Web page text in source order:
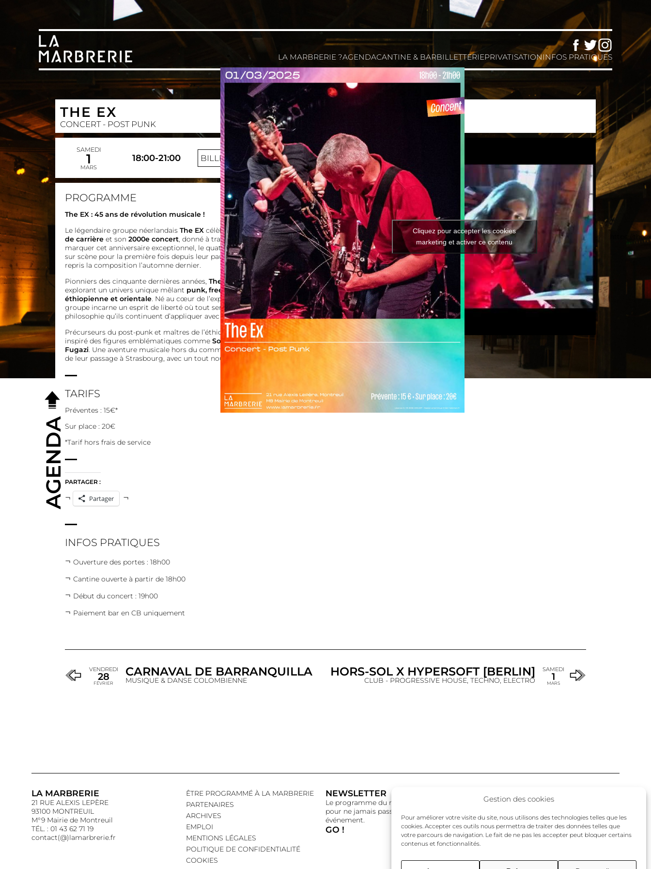
Gestion des cookies
Pour améliorer votre visite du site, nous utilisons des technologies telles que les
cookies. Accepter ces outils nous permettra de traiter des données telles que
votre parcours de navigation. Le fait de ne pas les accepter peut bloquer certains
contenus et fonctionnalités.
Facebook
TwitterInstagram
LA MARBRERIE ?AGENDACANTINE & BARBILLETTERIEPRIVATISATIONINFOS PRATIQUES
THE EX
CONCERT - POST PUNK
SAMEDI
1
MARS
18:00-21:00 BILLETTERIE FACEBOOK
PROGRAMME
The EX : 45 ans de révolution musicale !
Le légendaire groupe néerlandais The EXcélèbre cette année ses45 ans
de carrièreet son 2000e concert, donné à travers 45 pays! Pour
marquer cet anniversaire exceptionnel, le quatuor d’Amsterdam revient
sur scène pour la première fois depuis leur pause en 2020, après avoir
repris la composition l’automne dernier.
Pionniers des cinquante dernières années, The EXdéfie les genres en
explorant un univers unique mêlant punk, free jazz, musiques
éthiopienne et orientale. Né au cœur de l’explosion punk en 1979, le
groupe incarne un esprit de liberté où tout semble possible — une
philosophie qu’ils continuent d’appliquer avec audace.
Précurseurs du post-punk et maîtres de l’éthique Do It Yourself, The EX a
inspiré des figures emblématiques comme Sonic Youth,Shellacou
Fugazi. Une aventure musicale hors du commun à ne pas manquer lors
de leur passage à Strasbourg, avec un tout nouveau set !
TARIFS
Préventes : 15€*
Sur place : 20€
*Tarif hors frais de service
PARTAGER :
Partager
INFOS PRATIQUES
Ouverture des portes : 18h00
Cantine ouverte à partir de 18h00
Début du concert : 19h00
Paiement bar en CB uniquement
https://
Cliquez pour accepter les cookies
marketing et activer ce contenu
VENDREDI
28
FÉVRIER
CARNAVAL DE BARRANQUILLA
MUSIQUE & DANSE COLOMBIENNE
HORS-SOL X HYPERSOFT [BERLIN]
CLUB - PROGRESSIVE HOUSE, TECHNO, ELECTRO
SAMEDI
1
MARS
AGENDA
LA MARBRERIE
21 RUE ALEXIS LEPÈRE
93100 MONTREUIL
M°9 Mairie de Montreuil
TÉL. : 01 43 62 71 19
contact(@)lamarbrerie.fr
ÊTRE PROGRAMMÉ À LA MARBRERIE
PARTENAIRES
ARCHIVES
EMPLOI
MENTIONS LÉGALES
POLITIQUE DE CONFIDENTIALITÉ
COOKIES
NEWSLETTER
Le programme du mois,
pour ne jamais passer à côté d’un
événement.
GO !
Instagram